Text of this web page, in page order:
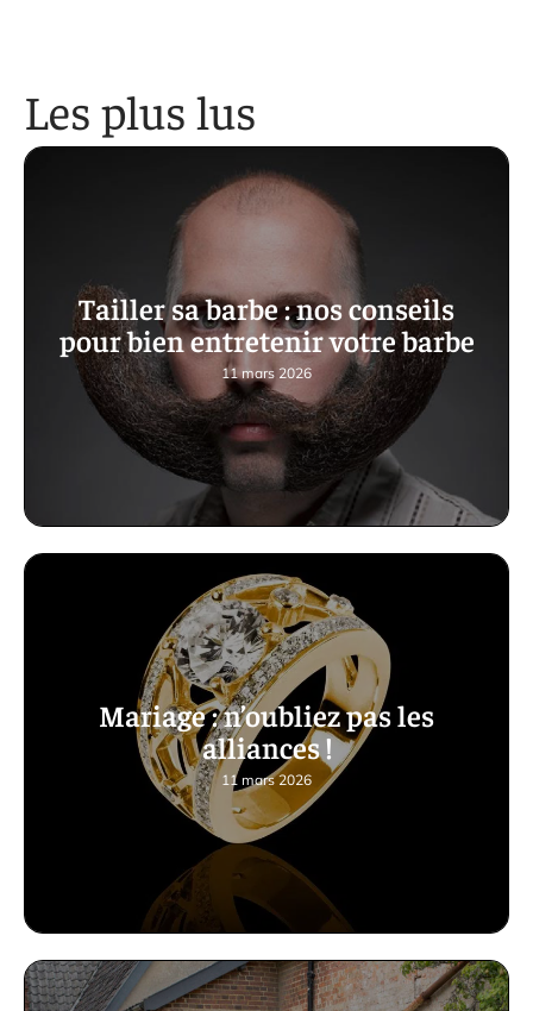
Les plus lus
Tailler sa barbe : nos conseils
pour bien entretenir votre barbe
11 mars 2026
Mariage : n’oubliez pas les
alliances !
11 mars 2026